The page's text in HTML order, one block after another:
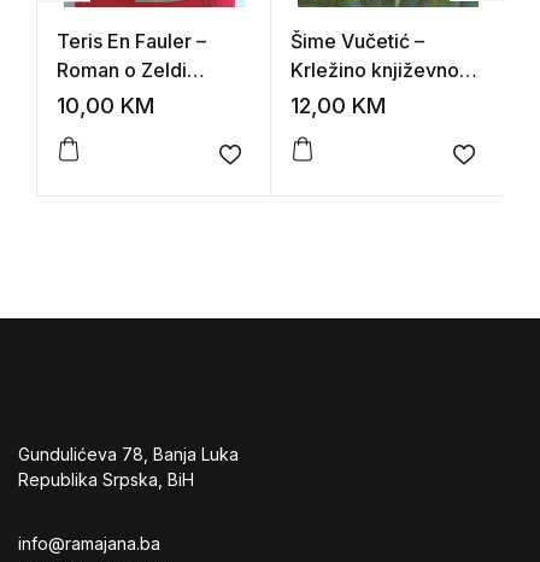
Teris En Fauler –
Roman o Zeldi
Ficdžerald
10,00 KM
Add to wishlist
Šime Vučetić –
Krležino književno
djelo
12,00 KM
Add to
Gundulićeva 78, Banja Luka
Republika Srpska, BiH
info@ramajana.ba